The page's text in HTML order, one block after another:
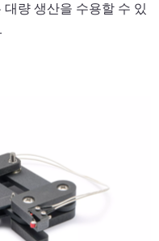
량 생산을 수용할 수 있